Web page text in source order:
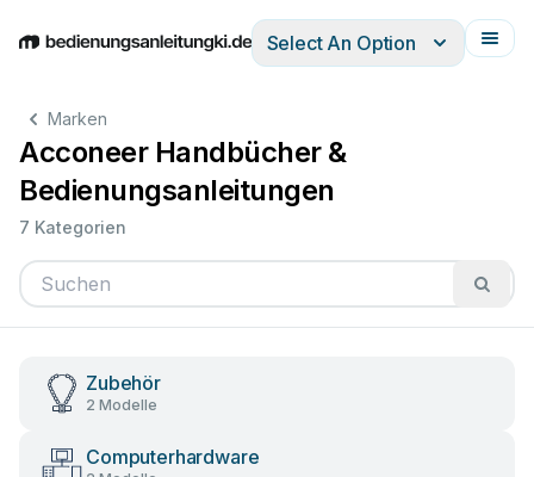
EnglishDeutschEspañolItalianoFrançais
Select An Option
Marken
Acconeer Handbücher &
Bedienungsanleitungen
7 Kategorien
Zubehör
2 Modelle
Computerhardware